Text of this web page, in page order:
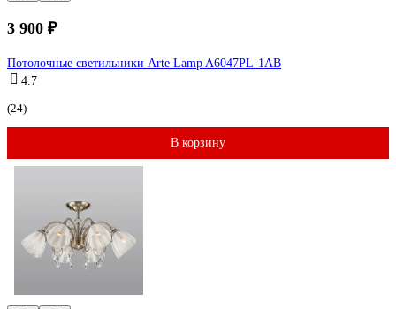
3 900 ₽
Потолочные светильники Arte Lamp A6047PL-1AB
4.7
(24)
В корзину